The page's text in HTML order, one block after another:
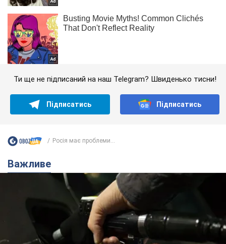
Ти ще не підписаний на наш Telegram? Швиденько тисни!
Підписатись Підписатись
Росія має проблеми...
Важливе